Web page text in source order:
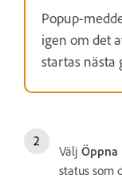
Popup-
igen om det
startas nästa
Välj Öppna
status som